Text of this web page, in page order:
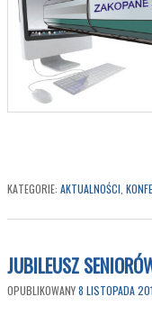
KATEGORIE: AKTUALNOŚCI
JUBILEUSZ
OPUBLIKOWANY8 LISTOPADA